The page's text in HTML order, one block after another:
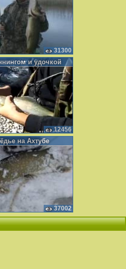
31300
и удочкой
12456
на Ахтубе
37002